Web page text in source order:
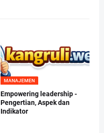
MANAJEMEN
Empowering leadership -
Pengertian, Aspek dan
Indikator